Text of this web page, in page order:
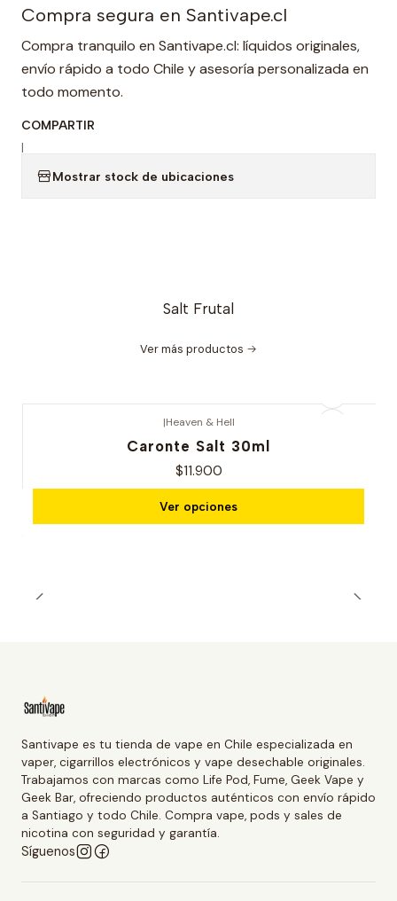
Compra segura en Santivape.cl
Compra tranquilo en Santivape.cl: líquidos originales,
envío rápido a todo Chile y asesoría personalizada en
todo momento.
COMPARTIR
|
Mostrar stock de ubicaciones
Salt Frutal
Ver más productos
|Heaven & Hell
Caronte Salt 30ml
$11.900
Ver opciones
Santivape es tu tienda de vape en Chile especializada en
vaper, cigarrillos electrónicos y vape desechable originales.
Trabajamos con marcas como Life Pod, Fume, Geek Vape y
Geek Bar, ofreciendo productos auténticos con envío rápido
a Santiago y todo Chile. Compra vape, pods y sales de
nicotina con seguridad y garantía.
Síguenos